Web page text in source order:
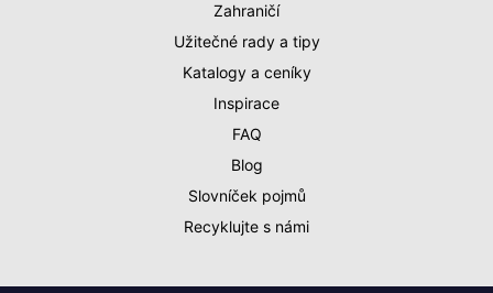
Zahraničí
Užitečné rady a tipy
Katalogy a ceníky
Inspirace
FAQ
Blog
Slovníček pojmů
Recyklujte s námi